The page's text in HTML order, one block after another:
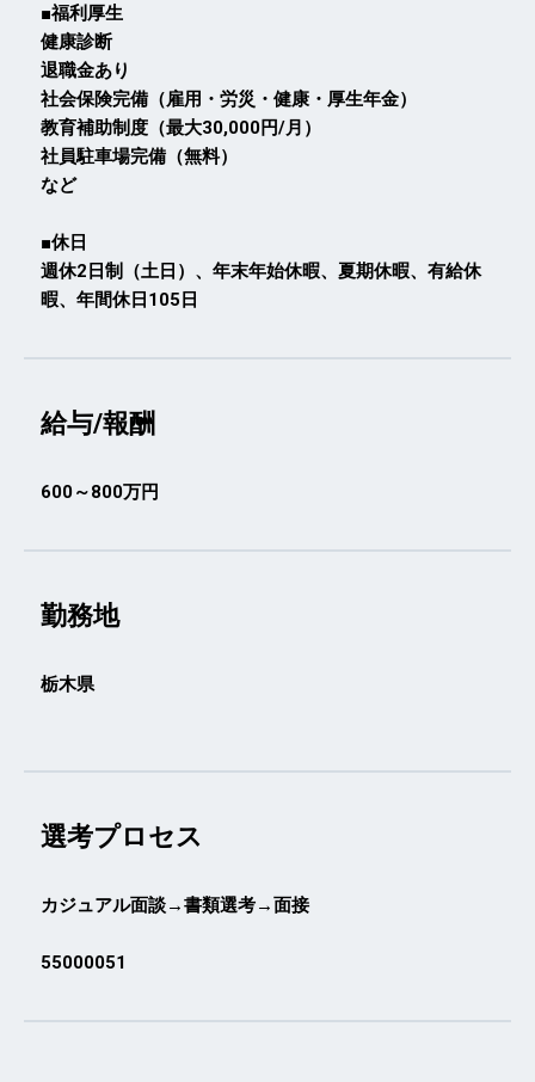
■福利厚生
健康診断
退職金あり
社会保険完備（雇用・労災・健康・厚生年金）
教育補助制度（最大30,000円/月）
社員駐車場完備（無料）
など
■休日
週休2日制（土日）、年末年始休暇、夏期休暇、有給休
暇、年間休日105日
給与/報酬
600～800万円
勤務地
栃木県
選考プロセス
カジュアル面談→書類選考→面接
55000051